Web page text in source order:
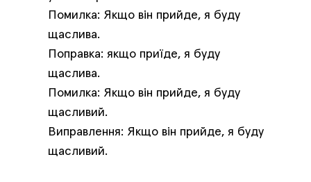
Помилка: Якщо він прийде, я буду
щаслива.
Поправка: якщо приїде, я буду
щаслива.
Помилка: Якщо він прийде, я буду
щасливий.
Виправлення: Якщо він прийде, я буду
щасливий.